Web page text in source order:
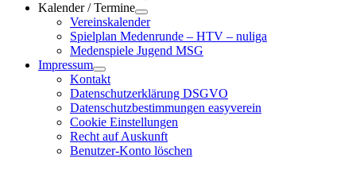
Kalender / Termine
Vereinskalender
Spielplan Medenrunde – HTV – nuliga
Medenspiele Jugend MSG
Impressum
Kontakt
Datenschutzerklärung DSGVO
Datenschutzbestimmungen easyverein
Cookie Einstellungen
Recht auf Auskunft
Benutzer-Konto löschen